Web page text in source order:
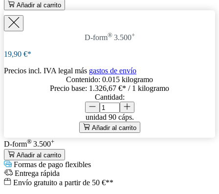
Añadir al carrito
D-form® 3.500+
19,90 €*
Precios incl. IVA legal más gastos de envío
Contenido: 0.015 kilogramo
Precio base: 1.326,67 €* / 1 kilogramo
Cantidad:
unidad 90 cáps.
Añadir al carrito
D-form® 3.500+
Añadir al carrito
Formas de pago flexibles
Entrega rápida
Envío gratuito a partir de 50 €**